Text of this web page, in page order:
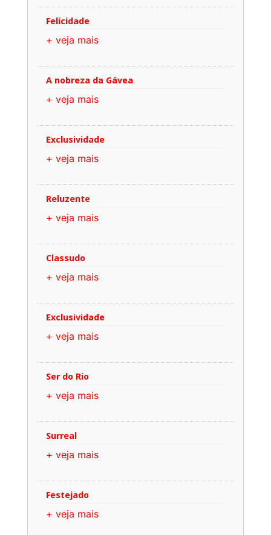
Felicidade
+ veja mais
A nobreza da Gávea
+ veja mais
Exclusividade
+ veja mais
Reluzente
+ veja mais
Classudo
+ veja mais
Exclusividade
+ veja mais
Ser do Rio
+ veja mais
Surreal
+ veja mais
Festejado
+ veja mais